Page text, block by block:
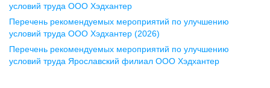
ул. Спартаковская, д. 2А, этаж 3,
помещение 15
+7 843 212-12-50
условий труда ООО Хэдхантер
Перечень рекомендуемых мероприятий по улучшению
условий труда ООО Хэдхантер (2026)
Перечень рекомендуемых мероприятий по улучшению
условий труда Ярославский филиал ООО Хэдхантер